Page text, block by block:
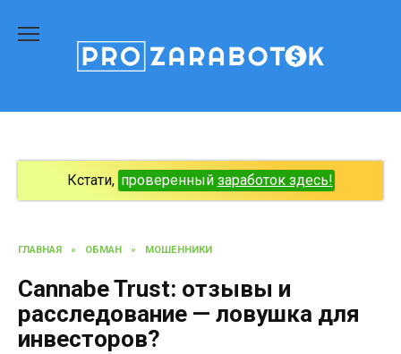
содержанию
Кстати, проверенный заработок здесь!
ГЛАВНАЯ » ОБМАН » МОШЕННИКИ
Cannabe Trust: отзывы и
расследование — ловушка для
инвесторов?